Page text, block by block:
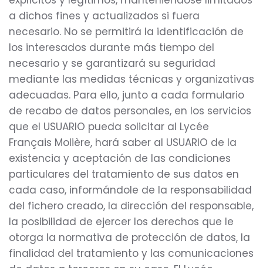
a dichos fines y actualizados si fuera
necesario. No se permitirá la identificación de
los interesados durante más tiempo del
necesario y se garantizará su seguridad
mediante las medidas técnicas y organizativas
adecuadas. Para ello, junto a cada formulario
de recabo de datos personales, en los servicios
que el USUARIO pueda solicitar al Lycée
Français Molière, hará saber al USUARIO de la
existencia y aceptación de las condiciones
particulares del tratamiento de sus datos en
cada caso, informándole de la responsabilidad
del fichero creado, la dirección del responsable,
la posibilidad de ejercer los derechos que le
otorga la normativa de protección de datos, la
finalidad del tratamiento y las comunicaciones